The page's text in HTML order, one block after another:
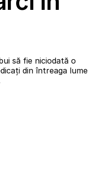
să fie niciodată o
din întreaga lume